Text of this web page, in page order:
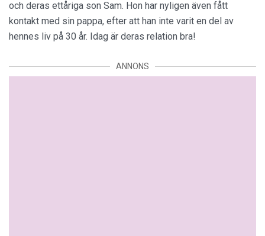
och deras ettåriga son Sam. Hon har nyligen även fått
kontakt med sin pappa, efter att han inte varit en del av
hennes liv på 30 år. Idag är deras relation bra!
ANNONS